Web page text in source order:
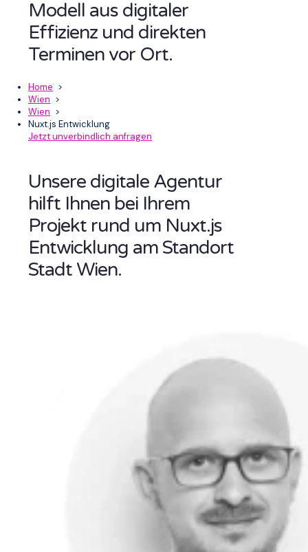
Modell aus digitaler
Effizienz und direkten
Terminen vor Ort.
Home >
Wien >
Wien >
Nuxt.js Entwicklung
Jetzt unverbindlich anfragen
Unsere digitale Agentur
hilft Ihnen bei Ihrem
Projekt rund um Nuxt.js
Entwicklung am Standort
Stadt Wien.